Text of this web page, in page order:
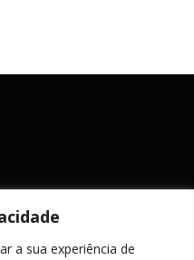
a sua experiência de